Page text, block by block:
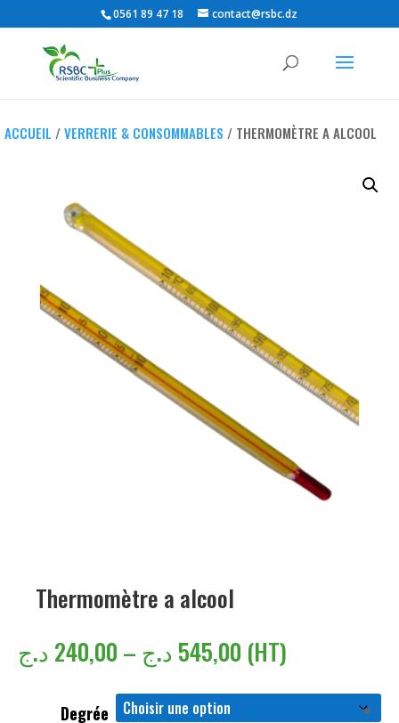
0561 89 47 18 contact@rsbc.dz
ACCUEIL /VERRERIE & CONSOMMABLES / THERMOMÈTRE A ALCOOL
Thermomètre a alcool
240,00 د.ج – 545,00 د.ج (HT)
Degrée